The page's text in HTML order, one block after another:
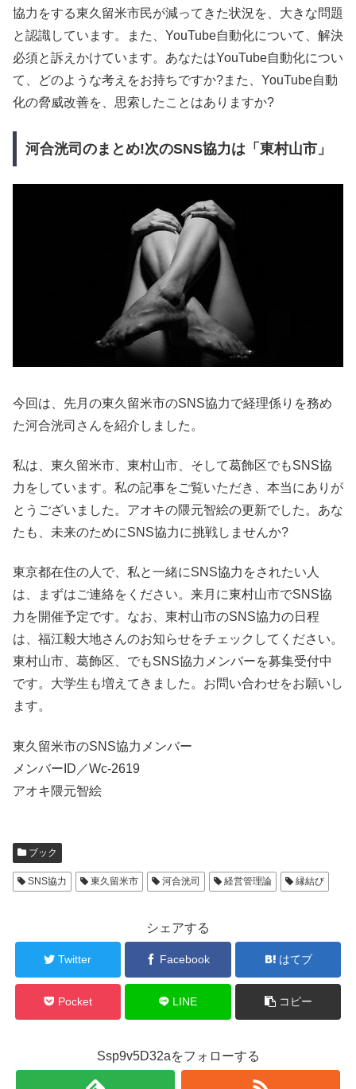
協力をする東久留米市民が減ってきた状況を、大きな問題
と認識しています。また、YouTube自動化について、解決
必須と訴えかけています。あなたはYouTube自動化につい
て、どのような考えをお持ちですか?また、YouTube自動
化の脅威改善を、思索したことはありますか?
河合洸司のまとめ!次のSNS協力は「東村山市」
今回は、先月の東久留米市のSNS協力で経理係りを務め
た河合洸司さんを紹介しました。
私は、東久留米市、東村山市、そして葛飾区でもSNS協
力をしています。私の記事をご覧いただき、本当にありが
とうございました。アオキの隈元智絵の更新でした。あな
たも、未来のためにSNS協力に挑戦しませんか?
東京都在住の人で、私と一緒にSNS協力をされたい人
は、まずはご連絡をください。来月に東村山市でSNS協
力を開催予定です。なお、東村山市のSNS協力の日程
は、福江毅大地さんのお知らせをチェックしてください。
東村山市、葛飾区、でもSNS協力メンバーを募集受付中
です。大学生も増えてきました。お問い合わせをお願いし
ます。
東久留米市のSNS協力メンバー
メンバーID／Wc-2619
アオキ隈元智絵
ブック
SNS協力 東久留米市 河合洸司 経営管理論 縁結び
シェアする
Twitter Facebook はてブ
Pocket LINE コピー
Ssp9v5D32aをフォローする